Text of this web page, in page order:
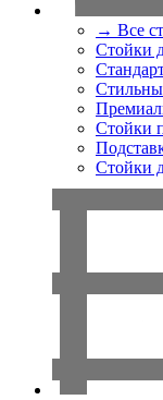
→ Все
Стойки
Стойки
Стойки